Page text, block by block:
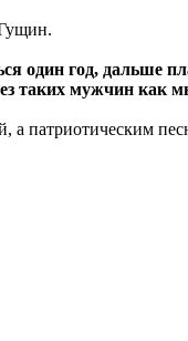
один год,
таких мужчин как
патриотическим